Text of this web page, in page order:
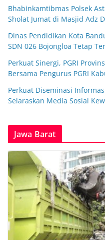
Bhabinkamtibmas Polsek
Sholat Jumat di Masjid Adz
Dinas Pendidikan Kota
SDN 026 Bojongloa Tetap
Perkuat Sinergi, PGRI
Bersama Pengurus PGRI
Perkuat Diseminasi
Selaraskan Media Sosial
Jawa Barat